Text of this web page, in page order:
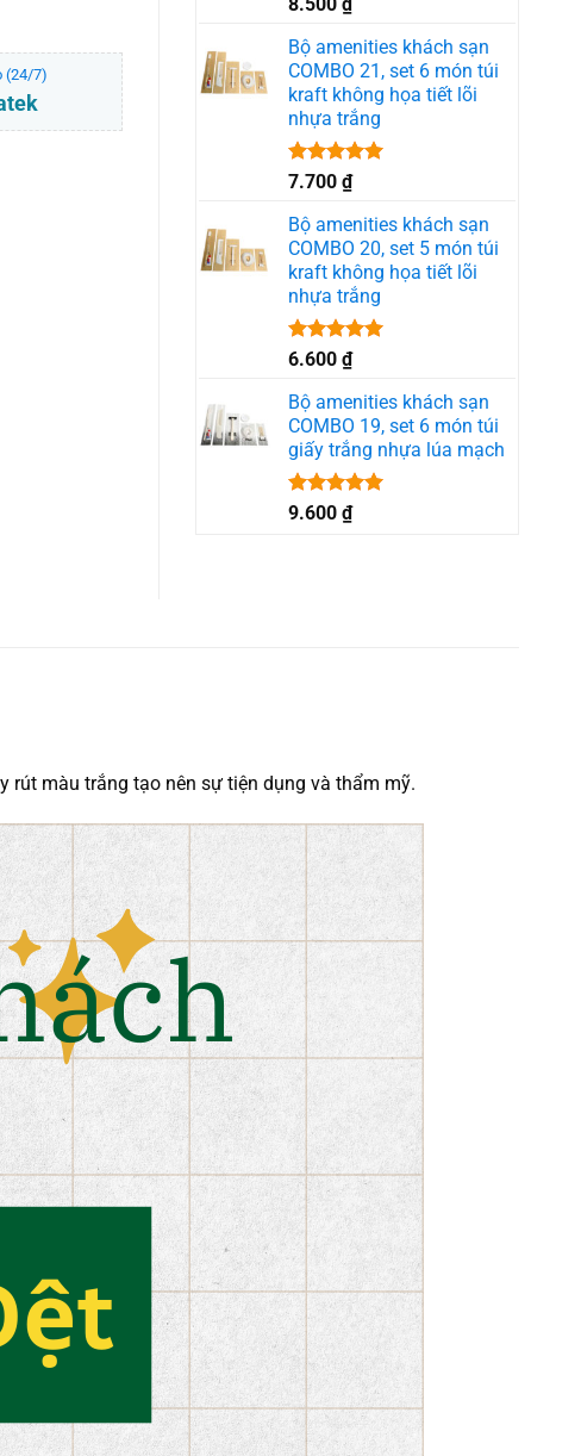
(24/7)
5.00
5 sao
Bộ amenities khách sạn
COMBO 21, set 6 món túi
kraft không họa tiết lõi
nhựa trắng
Được xếp
5.00
5 sao
7.700 ₫
Bộ amenities khách sạn
COMBO 20, set 5 món túi
kraft không họa tiết lõi
nhựa trắng
Được xếp
5.00
5 sao
6.600 ₫
Bộ amenities khách sạn
COMBO 19, set 6 món túi
giấy trắng nhựa lúa mạch
Được xếp
5.00
9.600 ₫
rút màu trắng tạo nên sự tiện dụng và thẩm mỹ.